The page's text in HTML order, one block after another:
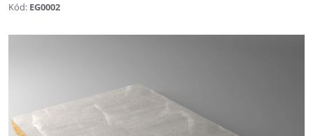
Kód: EG0002